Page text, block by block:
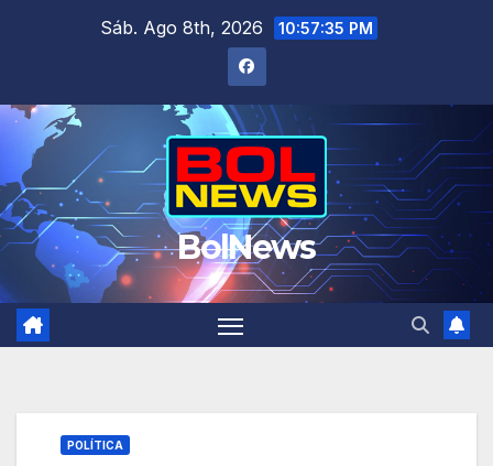
Sáb. Ago 8th, 2026 10:57:35 PM
BolNews
POLÍTICA